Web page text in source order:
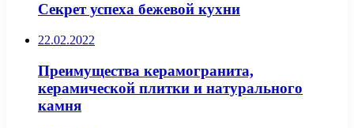
Секрет успеха бежевой кухни
22.02.2022
Преимущества керамогранита,
керамической плитки и натурального
камня